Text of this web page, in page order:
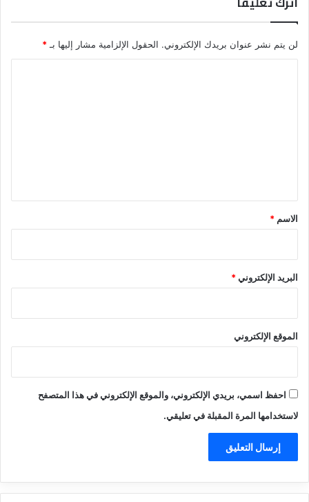
لن يتم نشر عنوان بريدك الإلكتروني. الحقول الإلزامية مشار إليها بـ *
*
الاسم *
البريد الإلكتروني*
الموقع الإلكتروني
احفظ اسمي، بريدي الإلكتروني، والموقع الإلكتروني في هذا المتصفح
لاستخدامها المرة المقبلة في تعليقي.